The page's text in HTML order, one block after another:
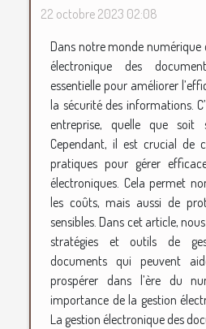
22 octobre 2023 02:08
Dans notre monde numérique
électronique des
essentielle pour améliorer
la sécurité des informations.
entreprise, quelle que soit
Cependant, il est crucial de
pratiques pour gérer
électroniques. Cela permet
les coûts, mais aussi de
sensibles. Dans cet article,
stratégies et outils de
documents qui peuvent
prospérer dans l’ère du
importance de la gestion
La gestion électronique des